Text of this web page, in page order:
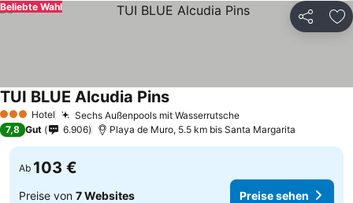
Teilen
Beliebte Wahl
3 SterneHotel Sechs Außenpools mit Wasserrutsche
TUI BLUE Alcudia Pins
7,8 Gut 6.906 Playa de Muro, 5.5 km bis Santa Margarita
Ab 103 €
Preise von 7 Websites Preise sehen